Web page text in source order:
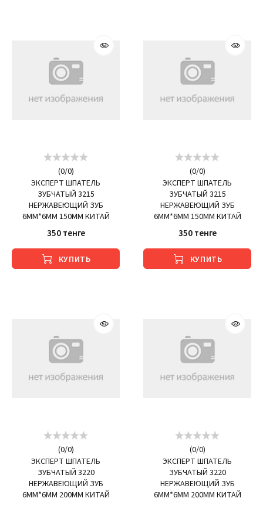
(0/0)
ЭКСПЕРТ ШПАТЕЛЬ
ЗУБЧАТЫЙ 3215
НЕРЖАВЕЮЩИЙ ЗУБ
6ММ*6ММ 150ММ КИТАЙ
350 тенге
КУПИТЬ
(0/0)
ЭКСПЕРТ ШПАТЕЛЬ
ЗУБЧАТЫЙ 3215
НЕРЖАВЕЮЩИЙ ЗУБ
6ММ*6ММ 150ММ КИТАЙ
350 тенге
КУПИТЬ
(0/0)
ЭКСПЕРТ ШПАТЕЛЬ
ЗУБЧАТЫЙ 3220
НЕРЖАВЕЮЩИЙ ЗУБ
6ММ*6ММ 200ММ КИТАЙ
(0/0)
ЭКСПЕРТ ШПАТЕЛЬ
ЗУБЧАТЫЙ 3220
НЕРЖАВЕЮЩИЙ ЗУБ
6ММ*6ММ 200ММ КИТАЙ